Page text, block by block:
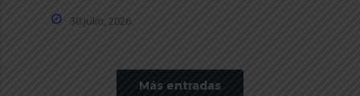
30 julio, 2026
Más entradas